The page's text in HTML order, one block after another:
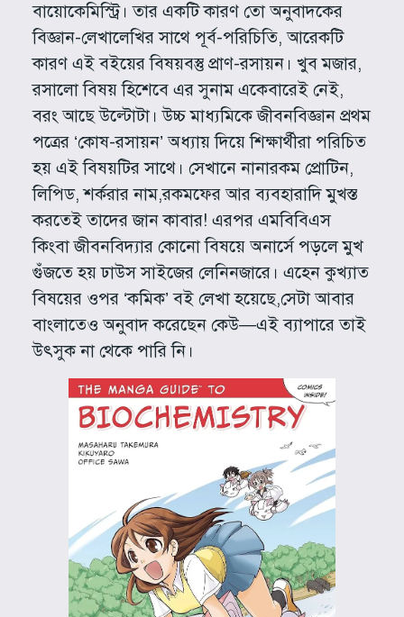
বায়োকেমিস্ট্রি। তার একটি কারণ তো অনুবাদকের
বিজ্ঞান-লেখালেখির সাথে পূর্ব-পরিচিতি, আরেকটি
কারণ এই বইয়ের বিষয়বস্তু প্রাণ-রসায়ন। খুব মজার,
রসালো বিষয় হিশেবে এর সুনাম একেবারেই নেই,
বরং আছে উল্টোটা। উচ্চ মাধ্যমিকে জীবনবিজ্ঞান প্রথম
পত্রের ‘কোষ-রসায়ন’ অধ্যায় দিয়ে শিক্ষার্থীরা পরিচিত
হয় এই বিষয়টির সাথে। সেখানে নানারকম প্রোটিন,
লিপিড, শর্করার নাম,রকমফের আর ব্যবহারাদি মুখস্ত
করতেই তাদের জান কাবার! এরপর এমবিবিএস
কিংবা জীবনবিদ্যার কোনো বিষয়ে অনার্সে পড়লে মুখ
গুঁজতে হয় ঢাউস সাইজের লেনিনজারে। এহেন কুখ্যাত
বিষয়ের ওপর ‘কমিক’ বই লেখা হয়েছে,সেটা আবার
বাংলাতেও অনুবাদ করেছেন কেউ—এই ব্যাপারে তাই
উৎসুক না থেকে পারি নি।